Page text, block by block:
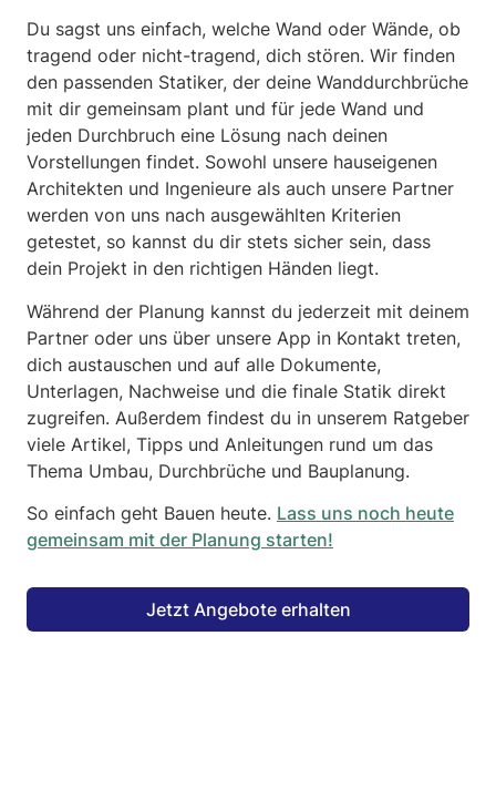
Du sagst uns einfach, welche Wand oder Wände, ob
tragend oder nicht-tragend, dich stören. Wir finden
den passenden Statiker, der deine Wanddurchbrüche
mit dir gemeinsam plant und für jede Wand und
jeden Durchbruch eine Lösung nach deinen
Vorstellungen findet. Sowohl unsere hauseigenen
Architekten und Ingenieure als auch unsere Partner
werden von uns nach ausgewählten Kriterien
getestet, so kannst du dir stets sicher sein, dass
dein Projekt in den richtigen Händen liegt.
Während der Planung kannst du jederzeit mit deinem
Partner oder uns über unsere App in Kontakt treten,
dich austauschen und auf alle Dokumente,
Unterlagen, Nachweise und die finale Statik direkt
zugreifen. Außerdem findest du in unserem Ratgeber
viele Artikel, Tipps und Anleitungen rund um das
Thema Umbau, Durchbrüche und Bauplanung.
So einfach geht Bauen heute. Lass uns noch heute
gemeinsam mit der Planung starten!
Jetzt Angebote erhalten